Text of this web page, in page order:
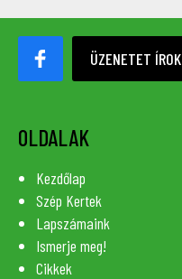
ÜZENETET ÍROK
OLDALAK
Kezdőlap
Szép Kertek
Lapszámaink
Ismerje meg!
Cikkek